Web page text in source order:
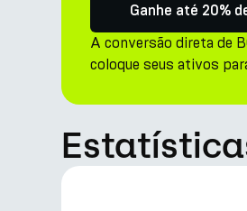
Ganhe até 20%
A conversão direta de
coloque seus ativos